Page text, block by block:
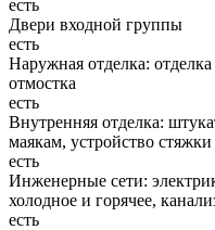
есть
Двери входной группы
есть
Наружная отделка:
отмостка
есть
Внутренняя отделка:
маякам, устройство стяжки
есть
Инженерные сети:
холодное и горячее,
есть